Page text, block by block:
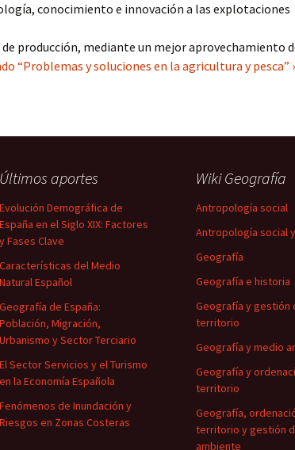
conocimiento e innovación a las explotaciones
producción, mediante un mejor aprovechamiento
“Problemas y soluciones en la agricultura y pesca”
Últimos aportes
Evolución Demográfica de
España en el Siglo XIX: Factores
y Fases Clave
Características del Medio
Natural Español
Geografía de España:
Población, Migración,
Urbanismo y Sector Terciario
El Sector Servicios y el Turismo
en la Economía Española
Fenómenos de Inundación y
Riesgos en Zonas Costeras
Wiki Geografía
Antropología social
Antropología social
Geografía
Geografía e historia
Geografía y gestión
territorio
Geografía y medio
Geografía y
territorio
Geografía,
territorio y gestión
ambiente